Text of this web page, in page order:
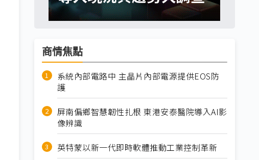
商情焦點
系統內部電路中 主晶片內部電源提供EOS防
護
屏南偏鄉智慧韌性扎根 東港安泰醫院導入AI影
像辨識
英特蒙以新一代即時軟體推動工業控制革新